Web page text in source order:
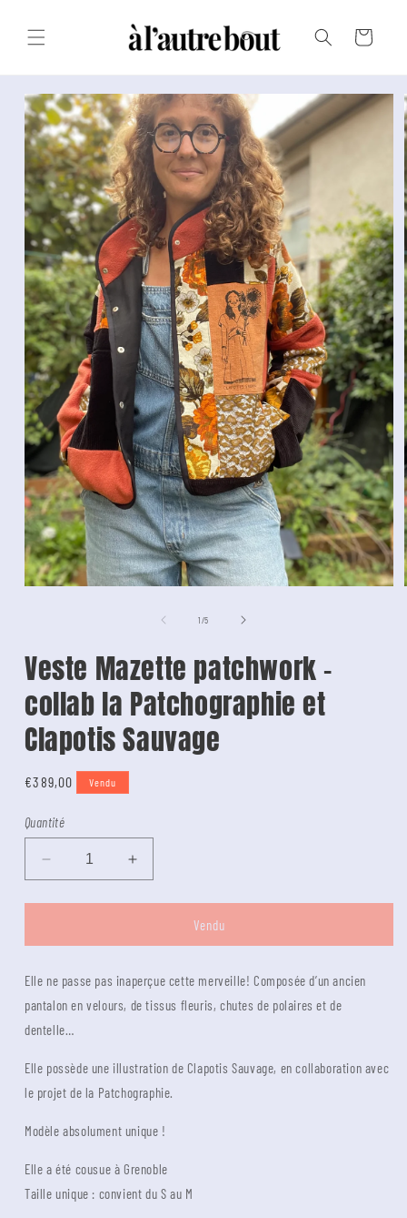
texte
Panier
Passer
1/de5
Veste Mazette patchwork -
collab la Patchographie et
Clapotis Sauvage
Tarif
€389,00 Vendu
Quantité
Diminuer
la
quantité
Veste
patchwork
-
la
et
Clapotis
Augmenter
la
quantité
Veste
patchwork
-
et
Clapotis
Vendu
Elle ne passe pas inaperçue cette merveille! Composée d’un ancien
pantalon en velours, de tissus fleuris, chutes de polaires et de
dentelle…
Elle possède une illustration de Clapotis Sauvage, en collaboration avec
le projet de la Patchographie.
Modèle absolument unique !
Elle a été cousue à Grenoble
Taille unique : convient du S au M